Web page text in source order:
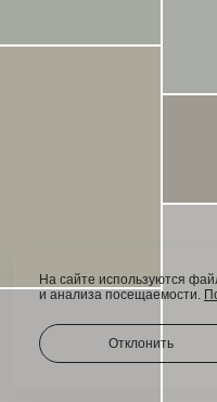
На сайте используются
и анализа посещаемости.
Отклонить